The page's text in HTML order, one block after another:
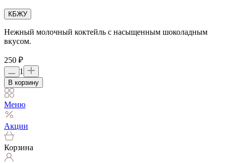
КБЖУ
Нежный молочный коктейль с насыщенным шоколадным
вкусом.
250 ₽
1
В корзину
Меню
Акции
Корзина